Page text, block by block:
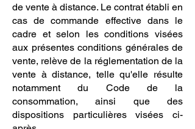
de vente à distance. Le contrat établi en
cas de commande effective dans le
cadre et selon les conditions visées
aux présentes conditions générales de
vente, relève de la réglementation de la
vente à distance, telle qu'elle résulte
notamment du Code de la
consommation, ainsi que des
dispositions particulières visées ci-